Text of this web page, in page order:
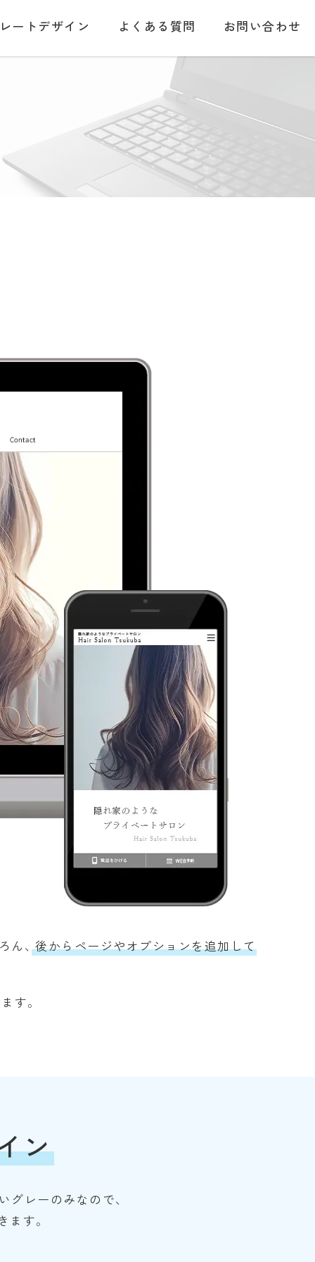
ートデザイン よくある質問 お問い合わせ
ん、 後からページやオプションを追加して
す。
ン
レーのみなので、
す。